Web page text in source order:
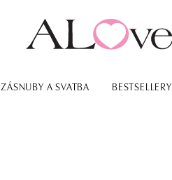
ZÁSNUBY A SVATBA BESTSELLERY